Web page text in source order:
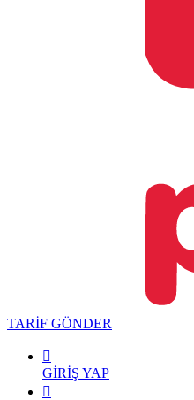
TARİF GÖNDER
GİRİŞ YAP